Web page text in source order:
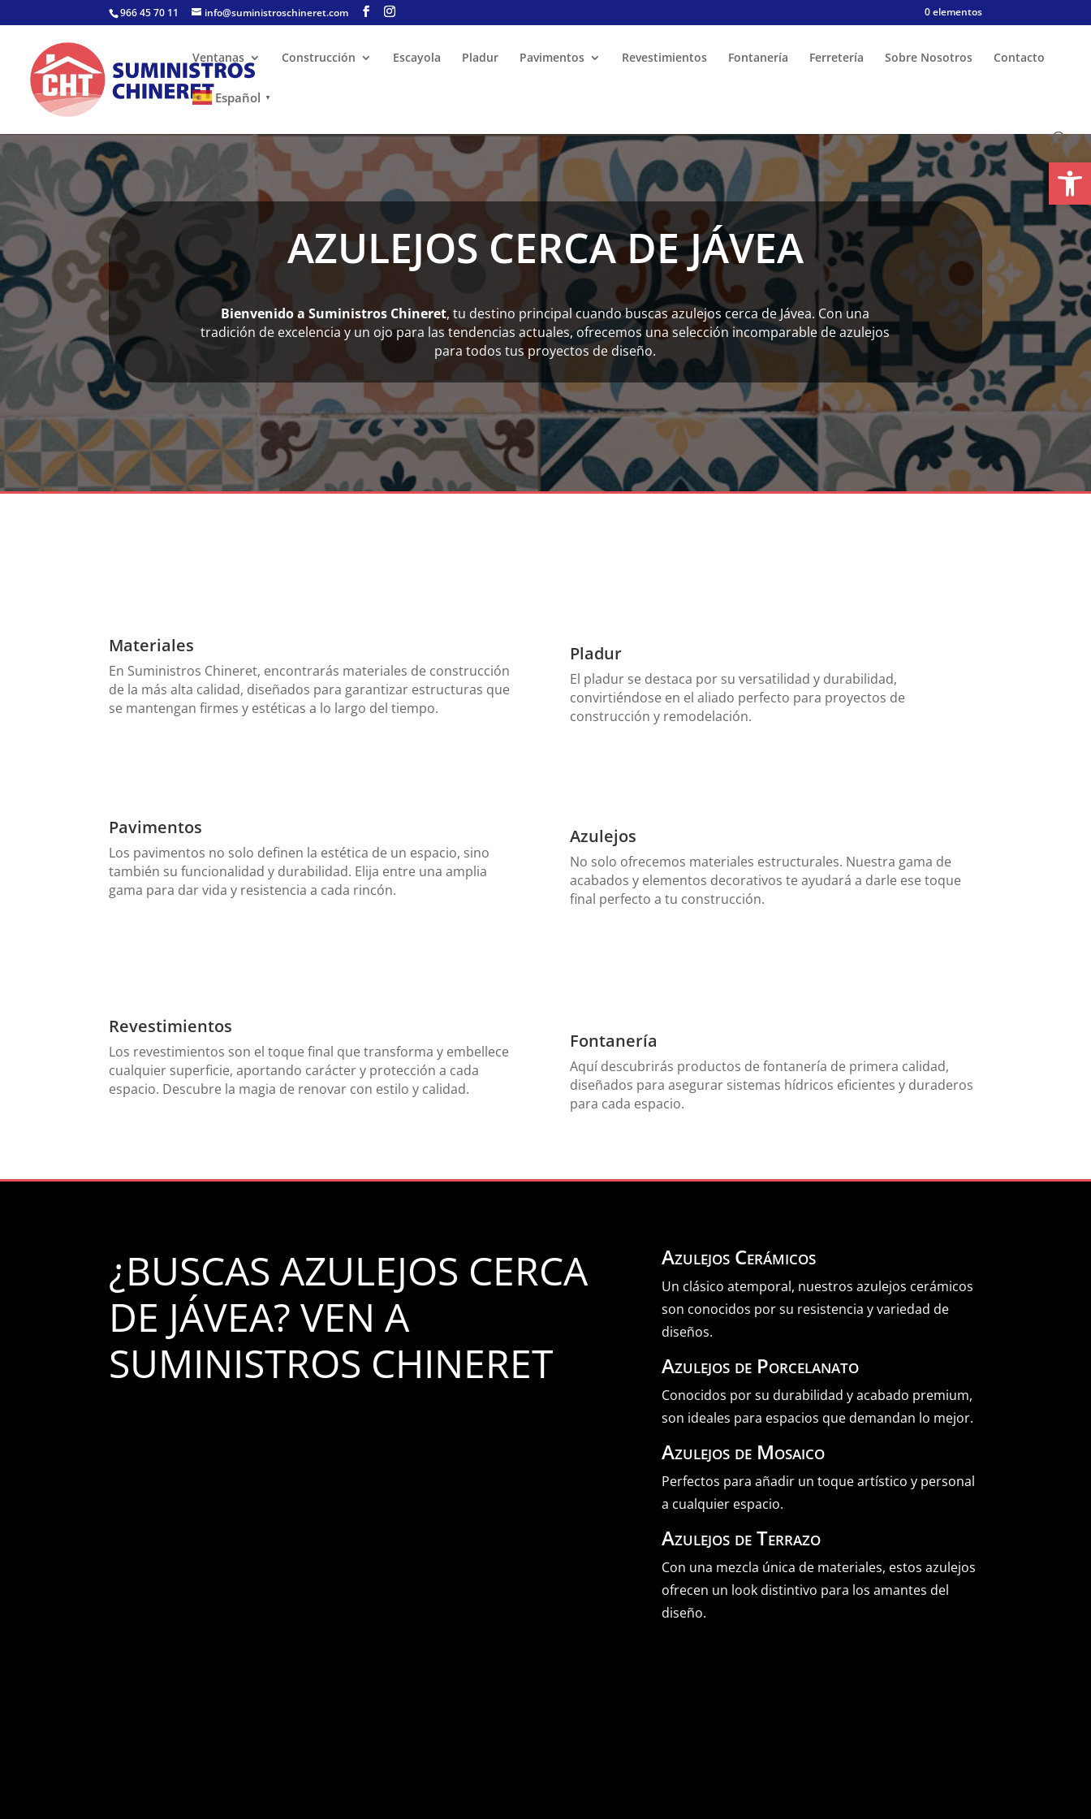
966 45 70 11 info@suministroschineret.com 0 elementos
Ventanas Construcción Escayola Pladur Pavimentos Revestimientos Fontanería Ferretería Sobre Nosotros Contacto
Español ▼
AZULEJOS CERCA DE JÁVEA
Bienvenido a Suministros Chineret, tu destino principal cuando buscas azulejos cerca de Jávea. Con una
tradición de excelencia y un ojo para las tendencias actuales, ofrecemos una selección incomparable de azulejos
para todos tus proyectos de diseño.
Materiales
En Suministros Chineret, encontrarás materiales de construcción
de la más alta calidad, diseñados para garantizar estructuras que
se mantengan firmes y estéticas a lo largo del tiempo.
Pavimentos
Los pavimentos no solo definen la estética de un espacio, sino
también su funcionalidad y durabilidad. Elija entre una amplia
gama para dar vida y resistencia a cada rincón.
Revestimientos
Los revestimientos son el toque final que transforma y embellece
cualquier superficie, aportando carácter y protección a cada
espacio. Descubre la magia de renovar con estilo y calidad.
Pladur
El pladur se destaca por su versatilidad y durabilidad,
convirtiéndose en el aliado perfecto para proyectos de
construcción y remodelación.
Azulejos
No solo ofrecemos materiales estructurales. Nuestra gama de
acabados y elementos decorativos te ayudará a darle ese toque
final perfecto a tu construcción.
Fontanería
Aquí descubrirás productos de fontanería de primera calidad,
diseñados para asegurar sistemas hídricos eficientes y duraderos
para cada espacio.
¿BUSCAS AZULEJOS CERCA
DE JÁVEA? VEN A
SUMINISTROS CHINERET
Azulejos Cerámicos
Un clásico atemporal, nuestros azulejos cerámicos
son conocidos por su resistencia y variedad de
diseños.
Azulejos de Porcelanato
Conocidos por su durabilidad y acabado premium,
son ideales para espacios que demandan lo mejor.
Azulejos de Mosaico
Perfectos para añadir un toque artístico y personal
a cualquier espacio.
Azulejos de Terrazo
Con una mezcla única de materiales, estos azulejos
ofrecen un look distintivo para los amantes del
diseño.